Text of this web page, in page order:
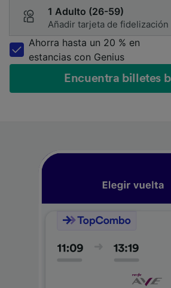
1 Adulto (26-59)
Añadir tarjeta de fidelización
Ahorra hasta un 20 % en
estancias con Genius
Encuentra billetes